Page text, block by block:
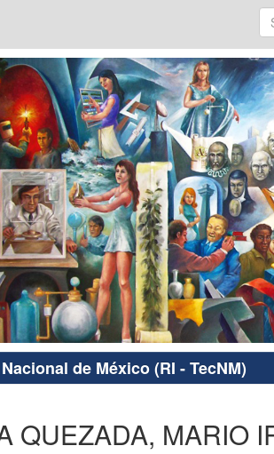
de México (RI - TecNM)
QUEZADA, MARIO